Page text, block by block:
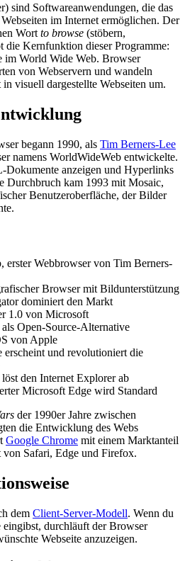
sind Softwareanwendungen, die das
im Internet ermöglichen. Der
Wortto browse (stöbern,
die Kernfunktion dieser Programme:
im World Wide Web. Browser
von Webservern und wandeln
in visuell dargestellte Webseiten um.
begann 1990, als Tim Berners-Lee
namens WorldWideWeb entwickelte.
Dokumente anzeigen und Hyperlinks
Durchbruch kam 1993 mit Mosaic,
Benutzeroberfläche, der Bilder
erster Webbrowser von Tim Berners-
Browser mit Bildunterstützung
dominiert den Markt
1.0 von Microsoft
Open-Source-Alternative
von Apple
erscheint und revolutioniert die
den Internet Explorer ab
Microsoft Edge wird Standard
der 1990er Jahre zwischen
die Entwicklung des Webs
Google Chrome mit einem Marktanteil
Safari, Edge und Firefox.
dem Client-Server-Modell. Wenn du
eingibst, durchläuft der Browser
Webseite anzuzeigen.